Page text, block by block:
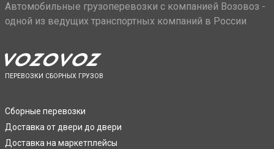
Автомобильные грузоперевозки с компанией Возовоз -
одной из ведущих транспортных компаний в России
ПЕРЕВОЗКИ СБОРНЫХ ГРУЗОВ
Сборные перевозки
Доставка от двери до двери
Доставка на маркетплейсы